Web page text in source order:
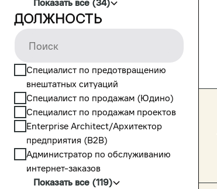
Показать все (34)
Должность
Cпециалист по предотвращению
внештатных ситуаций
Cпециалист по продажам (Юдино)
Cпециалист по продажам проектов
Enterprise Architect/Архитектор
предприятия (В2В)
Администратор по обслуживанию
интернет-заказов
Показать все (119)